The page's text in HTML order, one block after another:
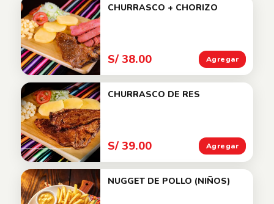
CHURRASCO + CHORIZO
S/ 38.00 Agregar
CHURRASCO DE RES
S/ 39.00 Agregar
NUGGET DE POLLO (NIÑOS)